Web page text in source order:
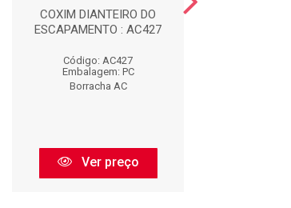
COXIM DIANTEIRO DO
ESCAPAMENTO : AC427
Código: AC427
Embalagem: PC
Borracha AC
Ver preço